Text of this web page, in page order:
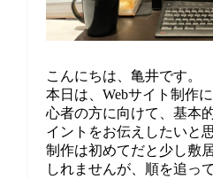
こんにちは、亀井です。
本日は、Webサイト制作
心者の方に向けて、基本
イントをお伝えしたいと
制作は初めてだと少し敷
しれませんが、順を追っ